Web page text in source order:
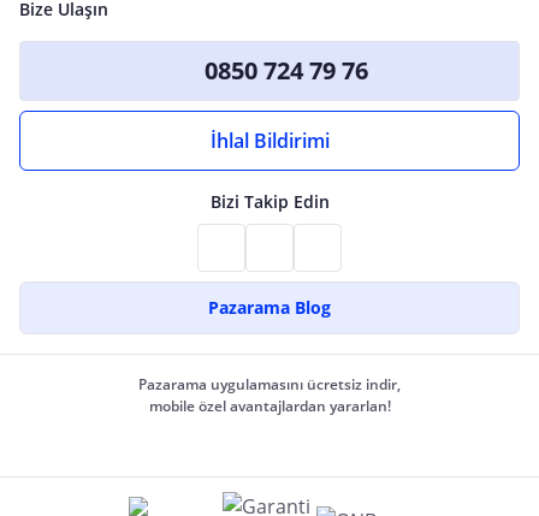
Bize Ulaşın
0850 724 79 76
İhlal Bildirimi
Bizi Takip Edin
Pazarama Blog
Pazarama uygulamasını ücretsiz indir,
mobile özel avantajlardan yararlan!